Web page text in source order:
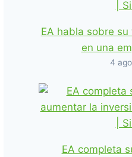
EA habla sobre
en una
4
EA completa